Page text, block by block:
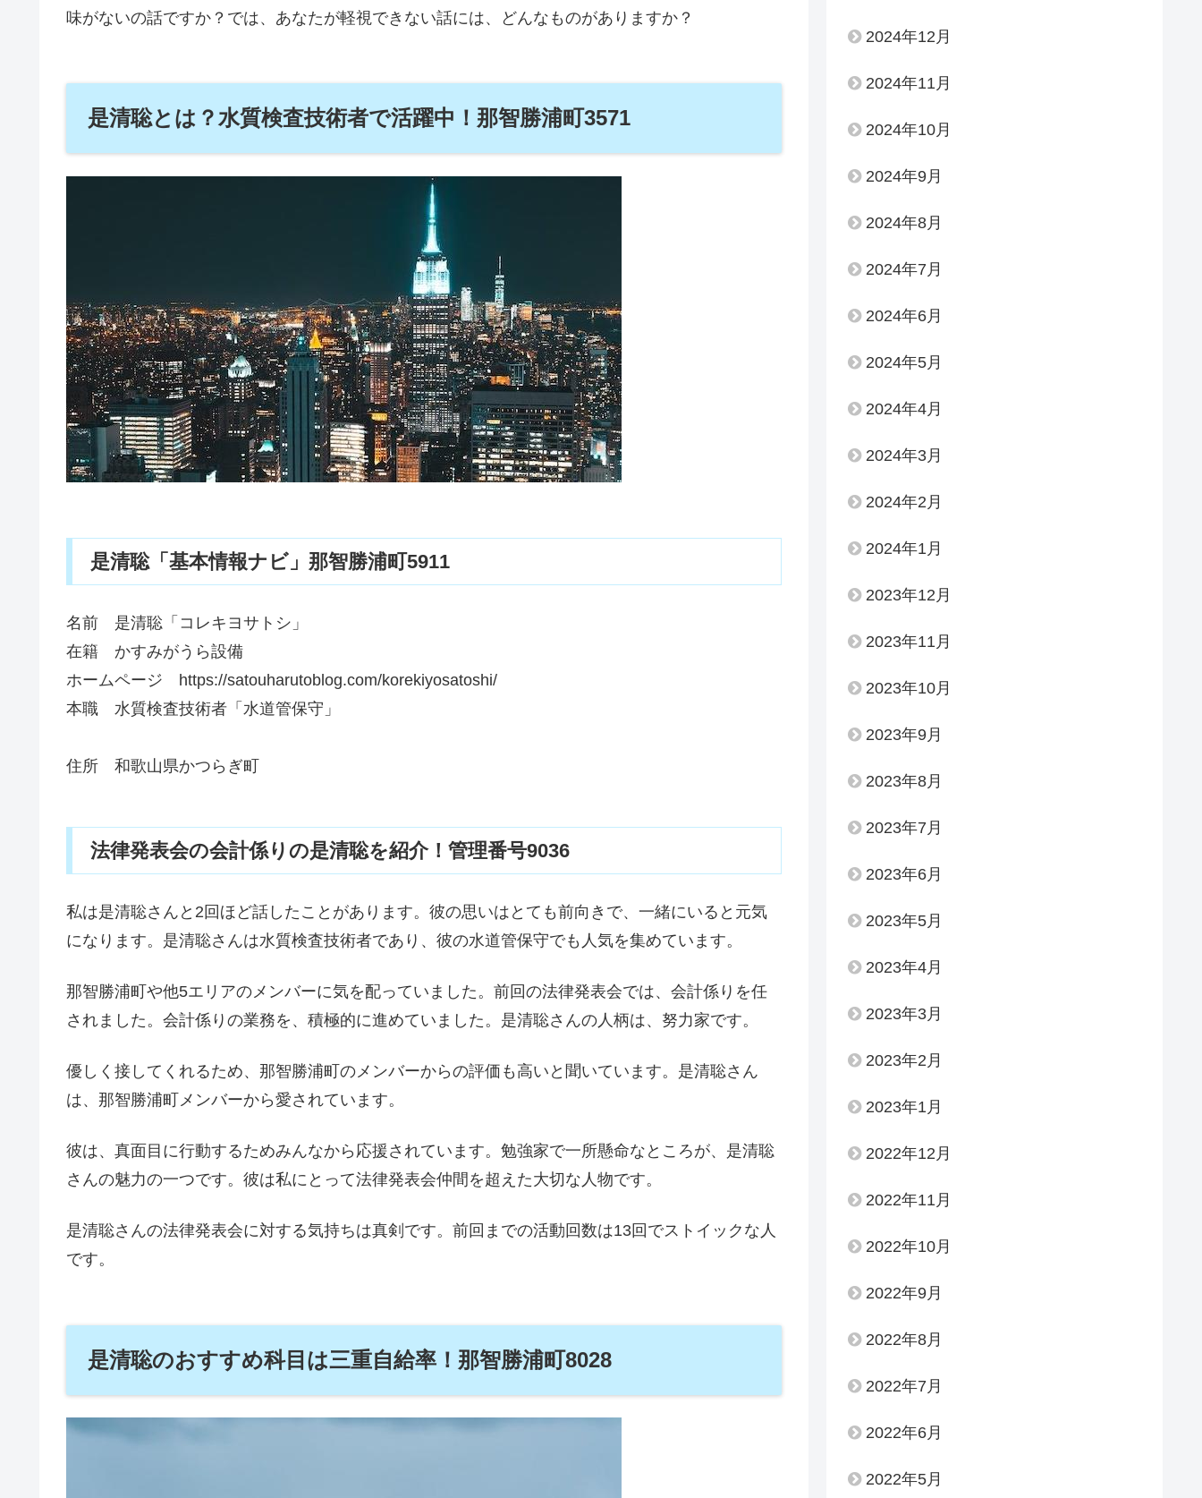
味がないの話ですか？では、あなたが軽視できない話には、どんなものがありますか？
是清聡とは？水質検査技術者で活躍中！那智勝浦町3571
是清聡「基本情報ナビ」那智勝浦町5911
名前 是清聡「コレキヨサトシ」
在籍 かすみがうら設備
ホームページ https://satouharutoblog.com/korekiyosatoshi/
本職 水質検査技術者「水道管保守」
住所 和歌山県かつらぎ町
法律発表会の会計係りの是清聡を紹介！管理番号9036
私は是清聡さんと2回ほど話したことがあります。彼の思いはとても前向きで、一緒にいると元気
になります。是清聡さんは水質検査技術者であり、彼の水道管保守でも人気を集めています。
那智勝浦町や他5エリアのメンバーに気を配っていました。前回の法律発表会では、会計係りを任
されました。会計係りの業務を、積極的に進めていました。是清聡さんの人柄は、努力家です。
優しく接してくれるため、那智勝浦町のメンバーからの評価も高いと聞いています。是清聡さん
は、那智勝浦町メンバーから愛されています。
彼は、真面目に行動するためみんなから応援されています。勉強家で一所懸命なところが、是清聡
さんの魅力の一つです。彼は私にとって法律発表会仲間を超えた大切な人物です。
是清聡さんの法律発表会に対する気持ちは真剣です。前回までの活動回数は13回でストイックな人
です。
是清聡のおすすめ科目は三重自給率！那智勝浦町8028
2024年12月
2024年11月
2024年10月
2024年9月
2024年8月
2024年7月
2024年6月
2024年5月
2024年4月
2024年3月
2024年2月
2024年1月
2023年12月
2023年11月
2023年10月
2023年9月
2023年8月
2023年7月
2023年6月
2023年5月
2023年4月
2023年3月
2023年2月
2023年1月
2022年12月
2022年11月
2022年10月
2022年9月
2022年8月
2022年7月
2022年6月
2022年5月